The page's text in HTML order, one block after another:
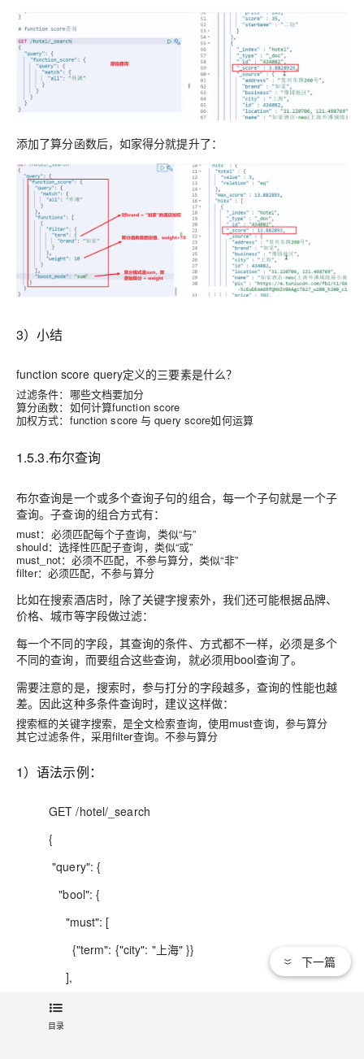
添加了算分函数后，如家得分就提升了：
3）小结
function score query定义的三要素是什么？
过滤条件：哪些文档要加分
算分函数：如何计算function score
加权方式：function score 与 query score如何运算
1.5.3.布尔查询
布尔查询是一个或多个查询子句的组合，每一个子句就是一个子
查询。子查询的组合方式有：
must：必须匹配每个子查询，类似“与”
should：选择性匹配子查询，类似“或”
must_not：必须不匹配， 不参与算分，类似“非”
filter：必须匹配，不参与算分
比如在搜索酒店时，除了关键字搜索外，我们还可能根据品牌、
价格、城市等字段做过滤：
每一个不同的字段，其查询的条件、方式都不一样，必须是多个
不同的查询，而要组合这些查询，就必须用bool查询了。
需要注意的是，搜索时，参与打分的字段越多，查询的性能也越
差。因此这种多条件查询时，建议这样做：
搜索框的关键字搜索，是全文检索查询，使用must查询，参与算分
其它过滤条件，采用filter查询。不参与算分
1）语法示例：
GET /hotel/_search
{
"query": {
"bool": {
"must": [
{"term": {"city": "上海" }}
],
"should": [
{"term": {"brand": "皇冠假日" }},
目录
下一篇